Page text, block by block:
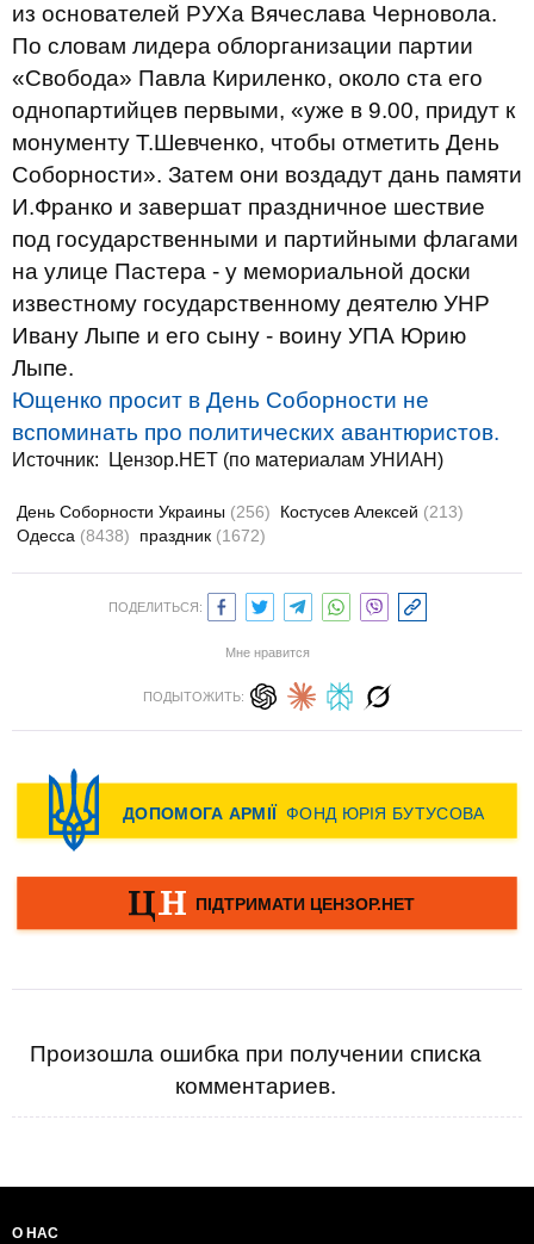
из основателей РУХа Вячеслава Черновола.
По словам лидера облорганизации партии
«Свобода» Павла Кириленко, около ста его
однопартийцев первыми, «уже в 9.00, придут к
монументу Т.Шевченко, чтобы отметить День
Соборности». Затем они воздадут дань памяти
И.Франко и завершат праздничное шествие
под государственными и партийными флагами
на улице Пастера - у мемориальной доски
известному государственному деятелю УНР
Ивану Лыпе и его сыну - воину УПА Юрию
Лыпе.
Ющенко просит в День Соборности не
вспоминать про политических авантюристов.
Источник: Цензор.НЕТ (по материалам УНИАН)
День Соборности Украины (256) Костусев Алексей (213)
Одесса (8438) праздник (1672)
ПОДЕЛИТЬСЯ:
Мне нравится
ПОДЫТОЖИТЬ:
Произошла ошибка при получении списка
комментариев.
О НАС